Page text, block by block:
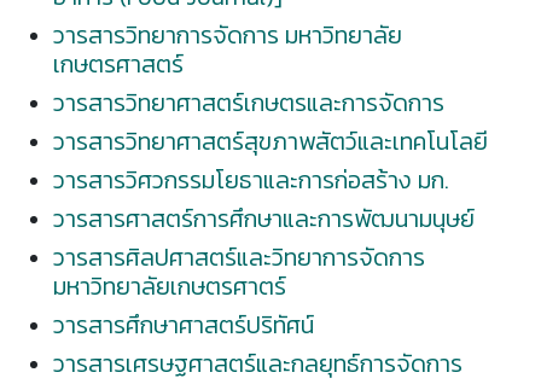
วารสารวิทยาการจัดการ มหาวิทยาลัย
เกษตรศาสตร์
วารสารวิทยาศาสตร์เกษตรและการจัดการ
วารสารวิทยาศาสตร์สุขภาพสัตว์และเทคโนโลยี
วารสารวิศวกรรมโยธาและการก่อสร้าง มก.
วารสารศาสตร์การศึกษาและการพัฒนามนุษย์
วารสารศิลปศาสตร์และวิทยาการจัดการ
มหาวิทยาลัยเกษตรศาตร์
วารสารศึกษาศาสตร์ปริทัศน์
วารสารเศรษฐศาสตร์และกลยุทธ์การจัดการ